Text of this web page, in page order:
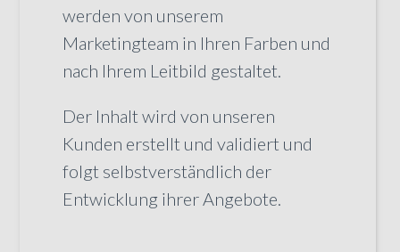
werden von unserem
Marketingteam in Ihren Farben und
nach Ihrem Leitbild gestaltet.
Der Inhalt wird von unseren
Kunden erstellt und validiert und
folgt selbstverständlich der
Entwicklung ihrer Angebote.